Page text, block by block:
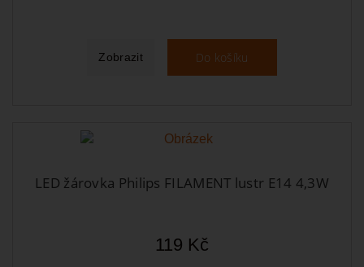
Zobrazit Do košíku
LED žárovka Philips FILAMENT lustr E14 4,3W
119 Kč